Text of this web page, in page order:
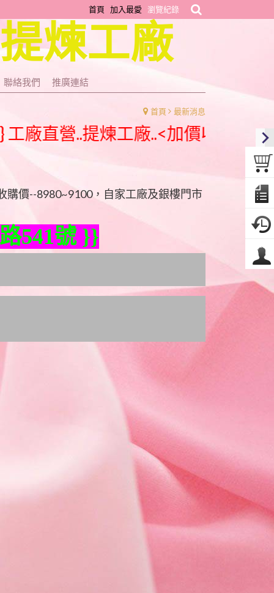
首頁 加入最愛 瀏覽紀錄
煉工廠
聯絡我們 推廣連結
首頁 最新消息
..提煉工廠..<加價收購，免扣重、
購價--8980~9100，自家工廠及銀樓門市
541號 }}